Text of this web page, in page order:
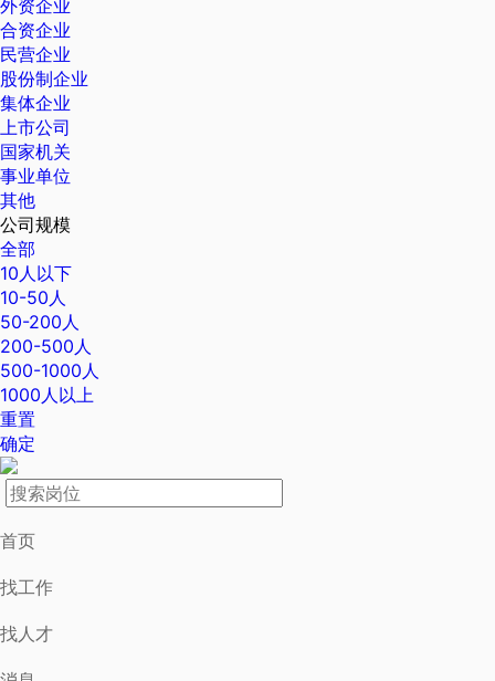
外资企业
合资企业
民营企业
股份制企业
集体企业
上市公司
国家机关
事业单位
其他
公司规模
全部
10人以下
10-50人
50-200人
200-500人
500-1000人
1000人以上
重置
确定
首页
找工作
找人才